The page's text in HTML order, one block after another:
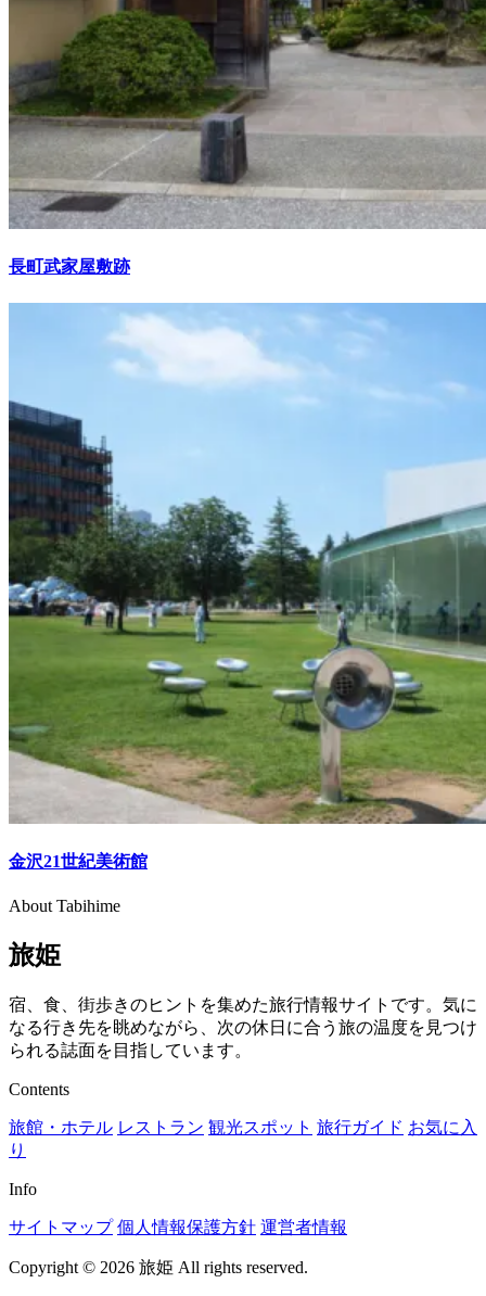
長町武家屋敷跡
金沢21世紀美術館
About Tabihime
旅姫
宿、食、街歩きのヒントを集めた旅行情報サイトです。気に
なる行き先を眺めながら、次の休日に合う旅の温度を見つけ
られる誌面を目指しています。
Contents
旅館・ホテル レストラン 観光スポット 旅行ガイド お気に入
り
Info
サイトマップ 個人情報保護方針 運営者情報
Copyright © 2026 旅姫 All rights reserved.